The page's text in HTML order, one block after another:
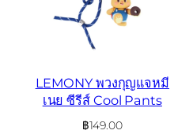
LEMONY พวงกุญแจหมี
เนย ซีรีส์ Cool Pants
฿149.00